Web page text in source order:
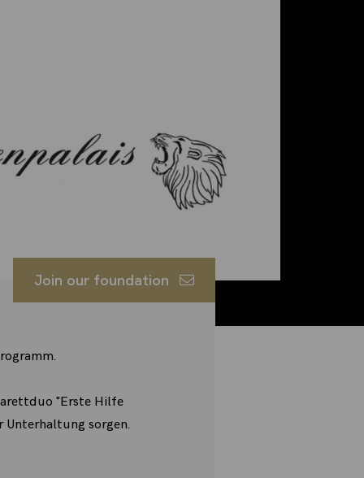
Join our foundation
"Erste Hilfe
Unterhaltung sorgen.